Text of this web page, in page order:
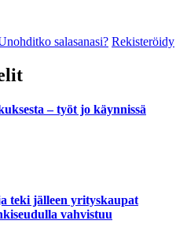
salasanasi? Rekisteröidy
– työt jo käynnissä
teki jälleen yrityskaupat
vahvistuu